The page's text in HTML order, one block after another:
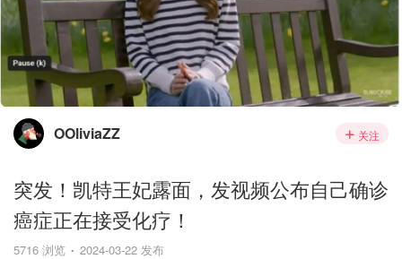
OOliviaZZ 关注
突发！凯特王妃露面，发视频公布自己确诊
癌症正在接受化疗！
5716 浏览 2024-03-22 发布